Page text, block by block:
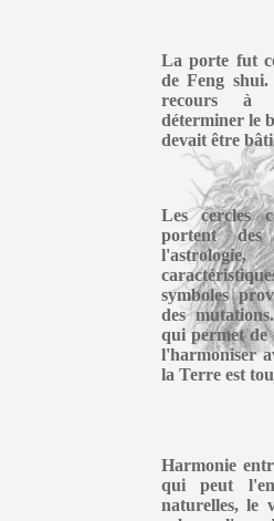
La porte fut
de Feng shui.
recours à
déterminer le
devait être
Les cercles
portent des
symboles
des
qui permet de
l'harmoniser
la Terre est
Harmonie
qui peut
naturelles, le